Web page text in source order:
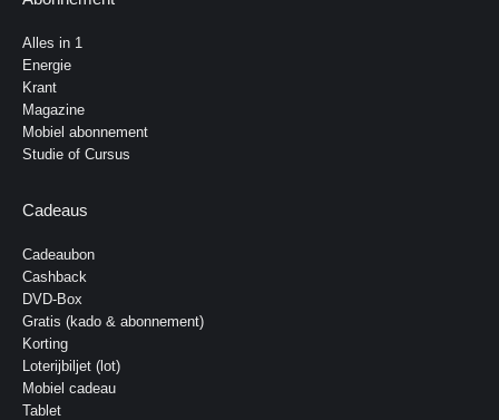
Alles in 1
Energie
Krant
Magazine
Mobiel abonnement
Studie of Cursus
Cadeaus
Cadeaubon
Cashback
DVD-Box
Gratis (kado & abonnement)
Korting
Loterijbiljet (lot)
Mobiel cadeau
Tablet